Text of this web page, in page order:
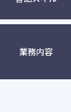
業務内容